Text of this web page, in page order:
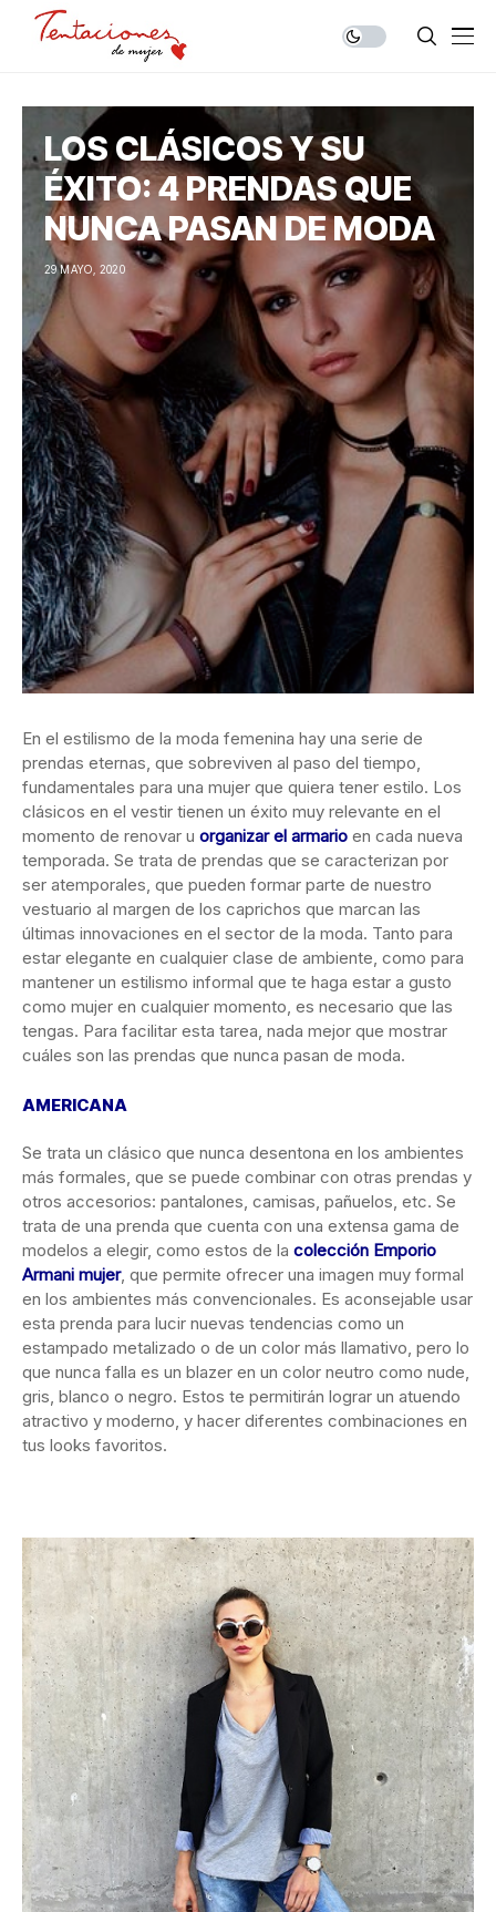
LOS CLÁSICOS Y SU
ÉXITO: 4 PRENDAS QUE
NUNCA PASAN DE MODA
29 MAYO, 2020
En el estilismo de la moda femenina hay una serie de
prendas eternas, que sobreviven al paso del tiempo,
fundamentales para una mujer que quiera tener estilo. Los
clásicos en el vestir tienen un éxito muy relevante en el
momento de renovar u organizar el armario en cada nueva
temporada. Se trata de prendas que se caracterizan por
ser atemporales, que pueden formar parte de nuestro
vestuario al margen de los caprichos que marcan las
últimas innovaciones en el sector de la moda. Tanto para
estar elegante en cualquier clase de ambiente, como para
mantener un estilismo informal que te haga estar a gusto
como mujer en cualquier momento, es necesario que las
tengas. Para facilitar esta tarea, nada mejor que mostrar
cuáles son las prendas que nunca pasan de moda.
AMERICANA
Se trata un clásico que nunca desentona en los ambientes
más formales, que se puede combinar con otras prendas y
otros accesorios: pantalones, camisas, pañuelos, etc. Se
trata de una prenda que cuenta con una extensa gama de
modelos a elegir, como estos de la colección Emporio
Armani mujer, que permite ofrecer una imagen muy formal
en los ambientes más convencionales. Es aconsejable usar
esta prenda para lucir nuevas tendencias como un
estampado metalizado o de un color más llamativo, pero lo
que nunca falla es un blazer en un color neutro como nude,
gris, blanco o negro. Estos te permitirán lograr un atuendo
atractivo y moderno, y hacer diferentes combinaciones en
tus looks favoritos.